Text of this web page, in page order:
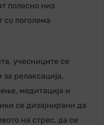
полесно низ
со поголема
учесниците се
релаксација,
медитација и
се дизајнирани да
на стрес, да се